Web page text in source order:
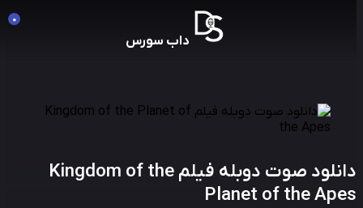
داب سورس
دانلود صوت دوبله فیلم Kingdom of the
Planet of the